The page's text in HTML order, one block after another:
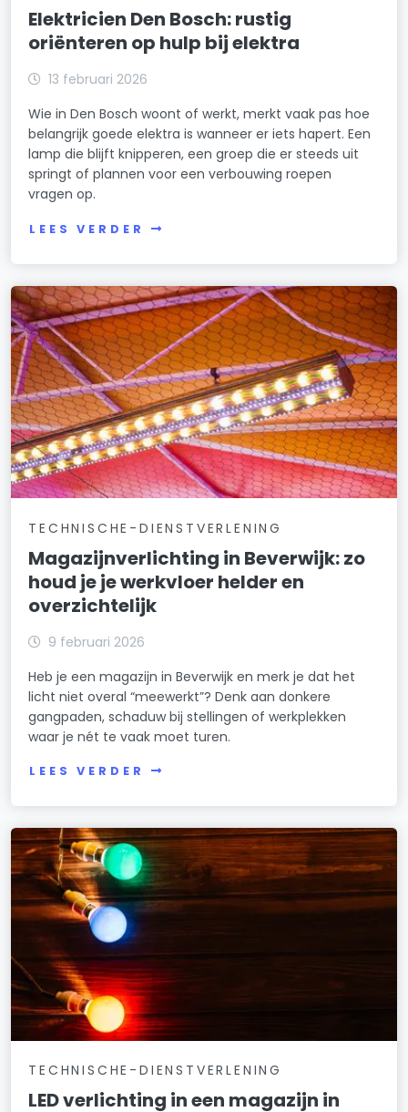
Elektricien Den Bosch: rustig
oriënteren op hulp bij elektra
13 februari 2026
Wie in Den Bosch woont of werkt, merkt vaak pas hoe
belangrijk goede elektra is wanneer er iets hapert. Een
lamp die blijft knipperen, een groep die er steeds uit
springt of plannen voor een verbouwing roepen
vragen op.
LEES VERDER
TECHNISCHE-DIENSTVERLENING
Magazijnverlichting in Beverwijk: zo
houd je je werkvloer helder en
overzichtelijk
9 februari 2026
Heb je een magazijn in Beverwijk en merk je dat het
licht niet overal “meewerkt”? Denk aan donkere
gangpaden, schaduw bij stellingen of werkplekken
waar je nét te vaak moet turen.
LEES VERDER
TECHNISCHE-DIENSTVERLENING
LED verlichting in een magazijn in